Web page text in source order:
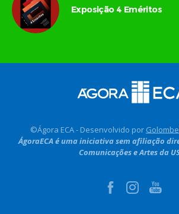
Exposição 4 Eméritos
©Ágora ECA - Desenvolvido por
ÁgoraECA é uma iniciativa sem afiliação
Comunicações e Artes da